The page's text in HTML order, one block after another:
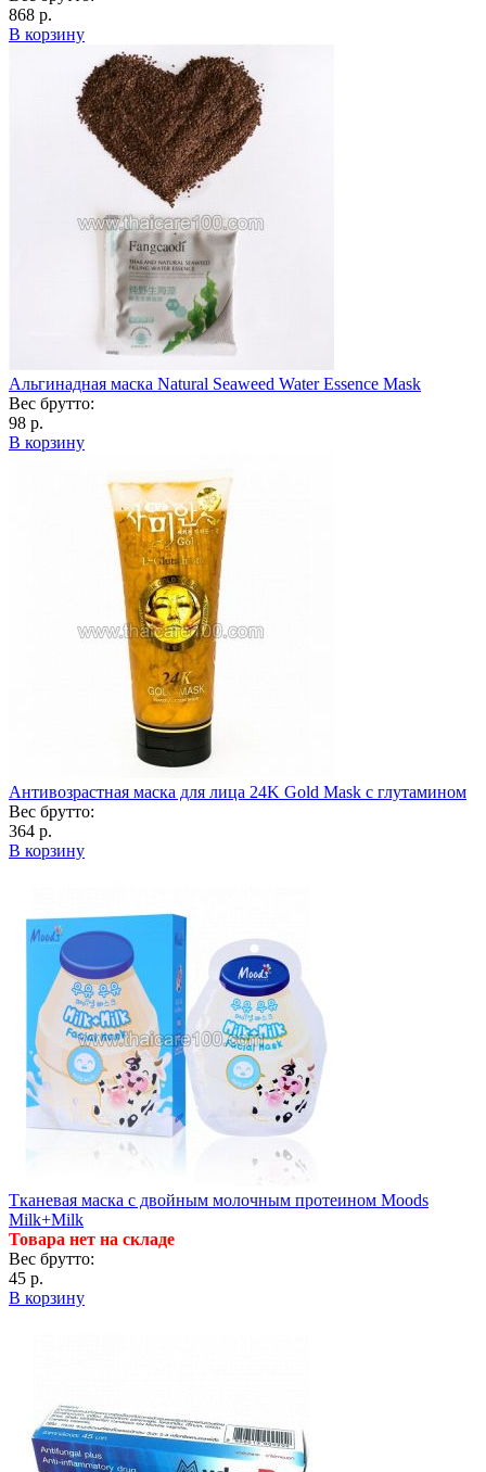
868 р.
В корзину
Альгинадная маска Natural Seaweed Water Essence Mask
Вес брутто:
98 р.
В корзину
Антивозрастная маска для лица 24K Gold Mask с глутамином
Вес брутто:
364 р.
В корзину
Тканевая маска с двойным молочным протеином Moods
Milk+Milk
Товара нет на складе
Вес брутто:
45 р.
В корзину